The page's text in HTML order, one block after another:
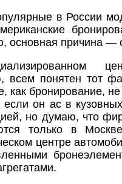
в России
основная причина —
понятен тот
как бронирование,
он ас в
но думаю, что
только в
центре